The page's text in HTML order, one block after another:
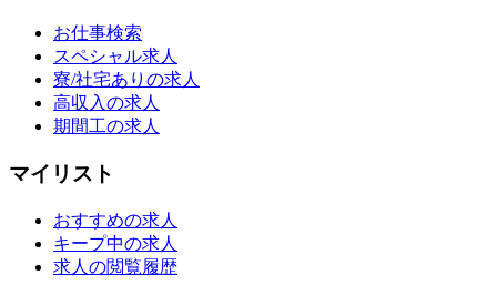
お仕事検索
スペシャル求人
寮/社宅ありの求人
高収入の求人
期間工の求人
マイリスト
おすすめの求人
キープ中の求人
求人の閲覧履歴